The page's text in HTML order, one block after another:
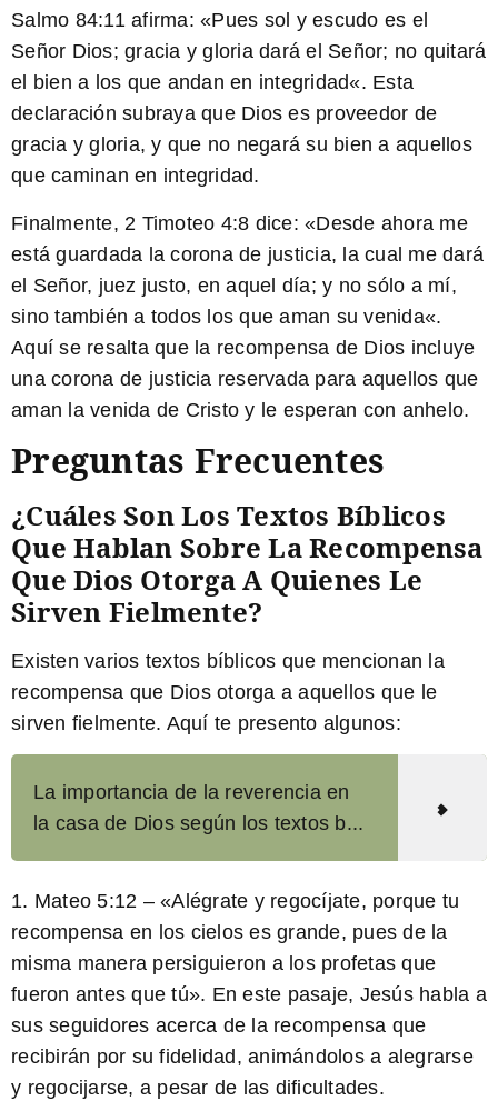
Salmo 84:11 afirma: «Pues sol y escudo es el
Señor Dios; gracia y gloria dará el Señor; no quitará
el bien a los que andan en integridad«. Esta
declaración subraya que Dios es proveedor de
gracia y gloria, y que no negará su bien a aquellos
que caminan en integridad.
Finalmente, 2 Timoteo 4:8 dice: «Desde ahora me
está guardada la corona de justicia, la cual me dará
el Señor, juez justo, en aquel día; y no sólo a mí,
sino también a todos los que aman su venida«.
Aquí se resalta que la recompensa de Dios incluye
una corona de justicia reservada para aquellos que
aman la venida de Cristo y le esperan con anhelo.
Preguntas Frecuentes
¿Cuáles Son Los Textos Bíblicos
Que Hablan Sobre La Recompensa
Que Dios Otorga A Quienes Le
Sirven Fielmente?
Existen varios textos bíblicos que mencionan la
recompensa que Dios otorga a aquellos que le
sirven fielmente. Aquí te presento algunos:
La importancia de la reverencia en
la casa de Dios según los textos b...
1. Mateo 5:12 – «Alégrate y regocíjate, porque tu
recompensa en los cielos es grande, pues de la
misma manera persiguieron a los profetas que
fueron antes que tú». En este pasaje, Jesús habla a
sus seguidores acerca de la recompensa que
recibirán por su fidelidad, animándolos a alegrarse
y regocijarse, a pesar de las dificultades.